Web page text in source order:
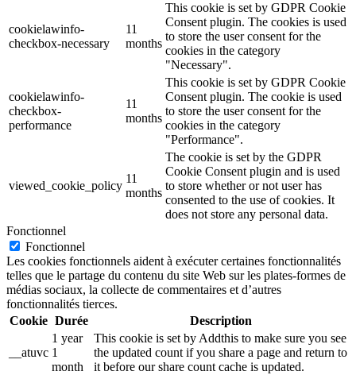
cookielawinfo-
checkbox-necessary
11
months
This cookie is set by GDPR Cookie
Consent plugin. The cookies is used
to store the user consent for the
cookies in the category
"Necessary".
cookielawinfo-
checkbox-
performance
11
months
This cookie is set by GDPR Cookie
Consent plugin. The cookie is used
to store the user consent for the
cookies in the category
"Performance".
viewed_cookie_policy
11
months
The cookie is set by the GDPR
Cookie Consent plugin and is used
to store whether or not user has
consented to the use of cookies. It
does not store any personal data.
Fonctionnel
Fonctionnel
Les cookies fonctionnels aident à exécuter certaines fonctionnalités
telles que le partage du contenu du site Web sur les plates-formes de
médias sociaux, la collecte de commentaires et d’autres
fonctionnalités tierces.
Cookie Durée Description
__atuvc
1 year
1
month
This cookie is set by Addthis to make sure you see
the updated count if you share a page and return to
it before our share count cache is updated.